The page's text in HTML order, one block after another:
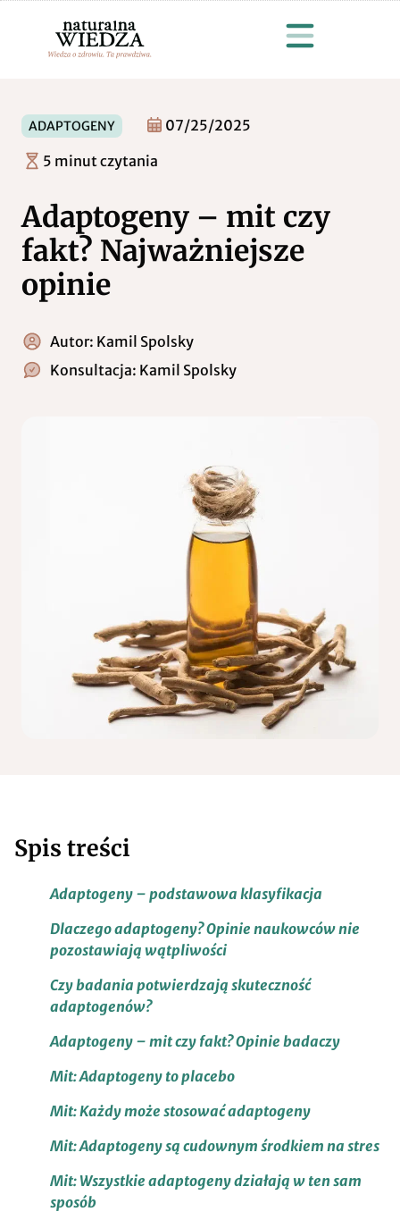
ADAPTOGENY
07/25/2025
5 minut czytania
Adaptogeny – mit czy
fakt? Najważniejsze
opinie
Autor: Kamil Spolsky
Konsultacja: Kamil Spolsky
Spis treści
Adaptogeny – podstawowa klasyfikacja
Dlaczego adaptogeny? Opinie naukowców nie
pozostawiają wątpliwości
Czy badania potwierdzają skuteczność
adaptogenów?
Adaptogeny – mit czy fakt? Opinie badaczy
Mit: Adaptogeny to placebo
Mit: Każdy może stosować adaptogeny
Mit: Adaptogeny są cudownym środkiem na stres
Mit: Wszystkie adaptogeny działają w ten sam
sposób